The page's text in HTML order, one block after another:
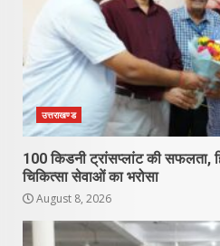
उत्तराखण्ड
100 किडनी ट्रांसप्लांट की सफलता,
चिकित्सा सेवाओं का भरोसा
August 8, 2026